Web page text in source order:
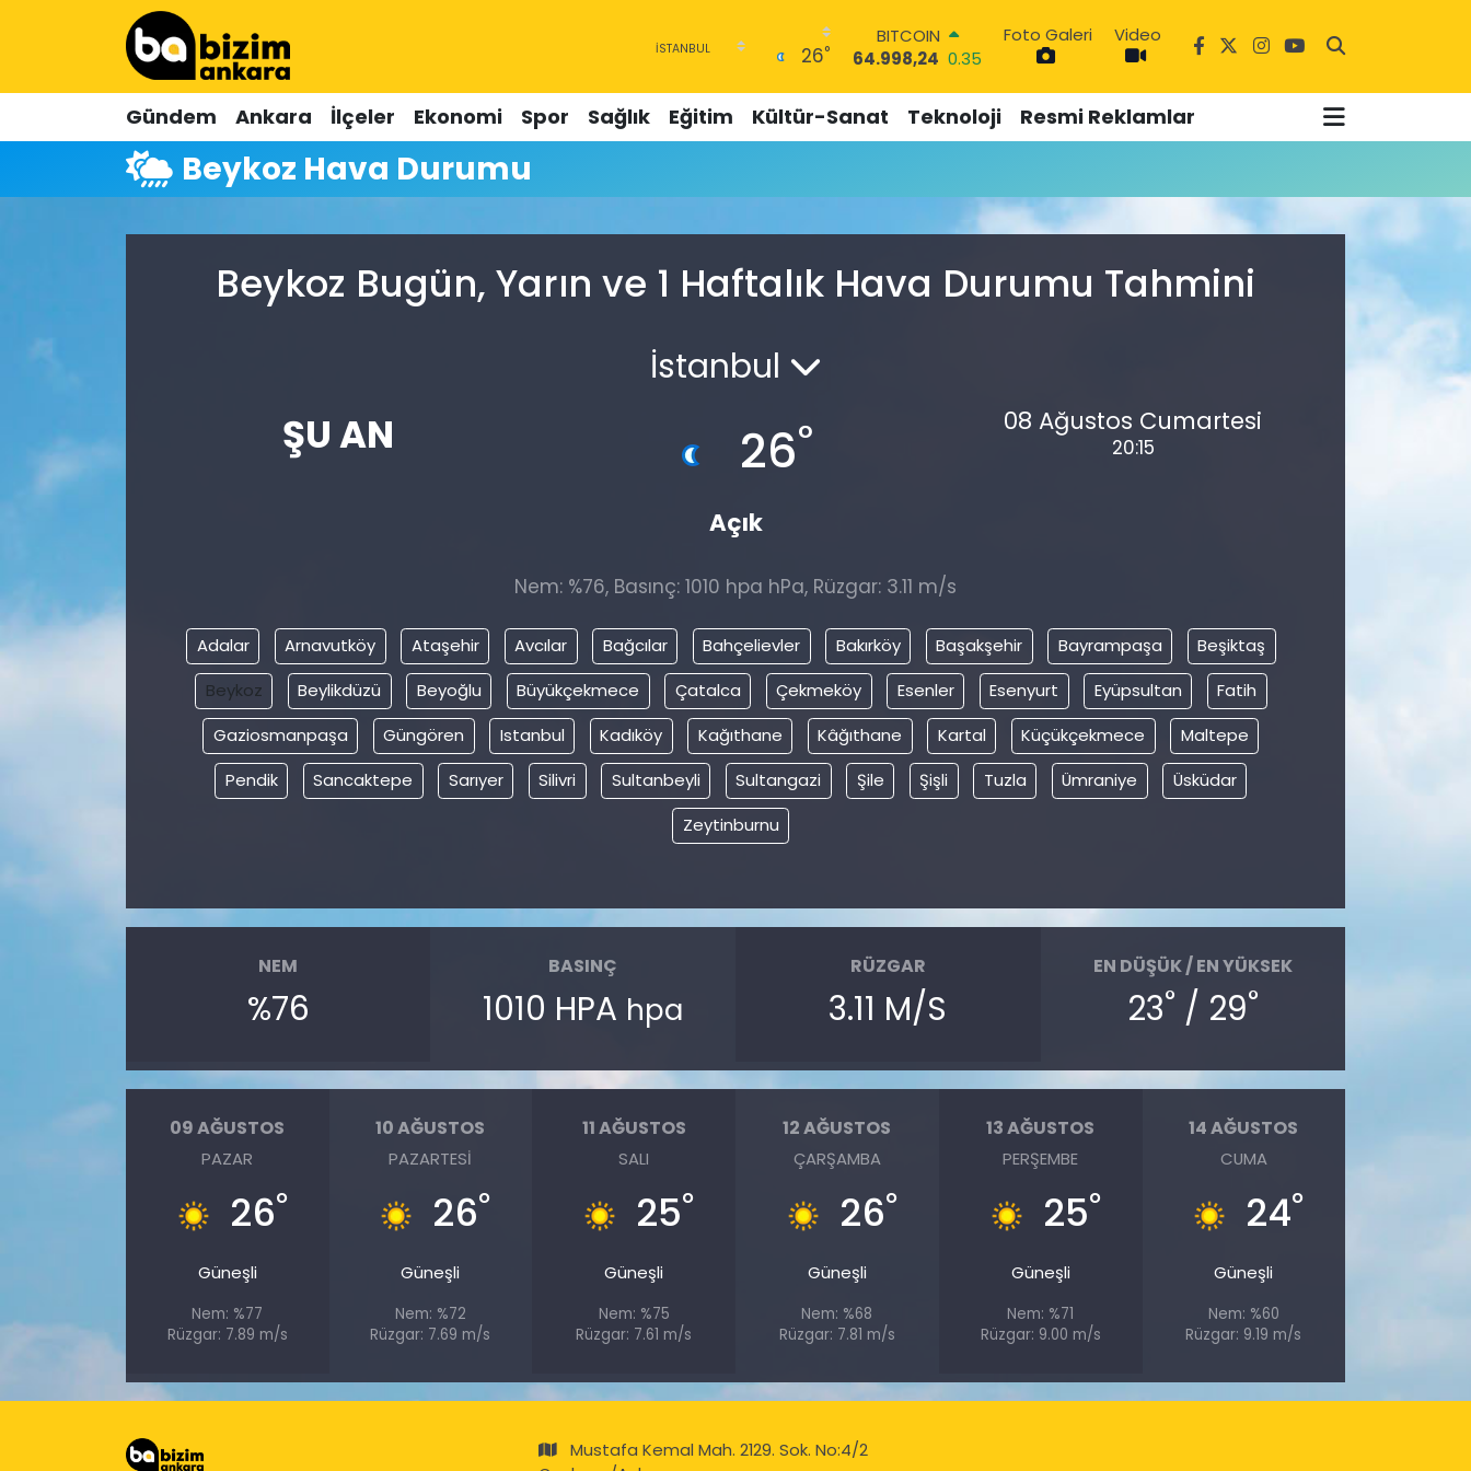
26°
BITCOIN
64.998,24 0.35
47,7436
EURO
64,4811
0.38
13.779
-14
Foto Galeri Video
Gündem Ankara İlçeler Ekonomi Spor Sağlık Eğitim Kültür-Sanat Teknoloji Resmi Reklamlar
Beykoz Hava Durumu
Beykoz Bugün, Yarın ve 1 Haftalık Hava Durumu Tahmini
ŞU AN
İstanbul
26°
Açık
08 Ağustos Cumartesi
20:15
Nem: %76, Basınç: 1010 hpa hPa, Rüzgar: 3.11 m/s
Adalar Arnavutköy Ataşehir Avcılar Bağcılar Bahçelievler Bakırköy Başakşehir Bayrampaşa
Beşiktaş
Beykoz
Beylikdüzü Beyoğlu Büyükçekmece Çatalca Çekmeköy Esenler Esenyurt Eyüpsultan
Fatih
Gaziosmanpaşa
Güngören Istanbul Kadıköy Kağıthane Kâğıthane Kartal Küçükçekmece
Maltepe
Pendik
Sancaktepe Sarıyer Silivri Sultanbeyli Sultangazi Şile Şişli Tuzla Ümraniye
Üsküdar
Zeytinburnu
NEM
%76
BASINÇ
1010 HPA hpa
RÜZGAR
3.11 M/S
EN DÜŞÜK / EN YÜKSEK
23° / 29°
09 AĞUSTOS
PAZAR
26°
Güneşli
Nem: %77
Rüzgar: 7.89 m/s
10 AĞUSTOS
PAZARTESI
26°
Güneşli
Nem: %72
Rüzgar: 7.69 m/s
11 AĞUSTOS
SALI
25°
Güneşli
Nem: %75
Rüzgar: 7.61 m/s
12 AĞUSTOS
ÇARŞAMBA
26°
Güneşli
Nem: %68
Rüzgar: 7.81 m/s
13 AĞUSTOS
PERŞEMBE
25°
Güneşli
Nem: %71
Rüzgar: 9.00 m/s
14 AĞUSTOS
CUMA
24°
Güneşli
Nem: %60
Rüzgar: 9.19 m/s
Mustafa Kemal Mah. 2129. Sok. No:4/2
Hava Durumu
Trafik Durumu
Süper Lig Puan Durumu ve Fikstür